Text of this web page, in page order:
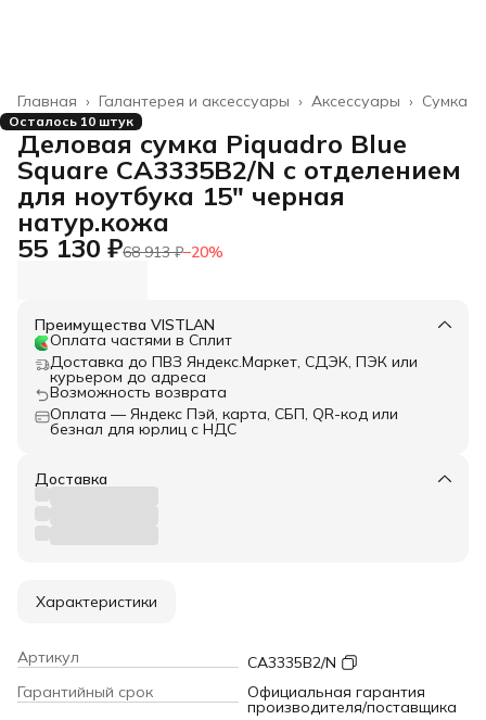
Сумка
Аксессуары ›
Галантерея и аксессуары ›
Главная ›
Осталось 10 штук
Деловая сумка Piquadro Blue
Square CA3335B2/N с отделением
для ноутбука 15" черная
натур.кожа
55 130 ₽68 913 ₽−20%
Преимущества VISTLAN
Оплата частями в Сплит
Доставка до ПВЗ Яндекс.Маркет, СДЭК, ПЭК или
курьером до адреса
Возможность возврата
Оплата — Яндекс Пэй, карта, СБП, QR-код или
безнал для юрлиц с НДС
Доставка
Характеристики
Артикул
CA3335B2/N
Гарантийный срок
Официальная гарантия
производителя/поставщика